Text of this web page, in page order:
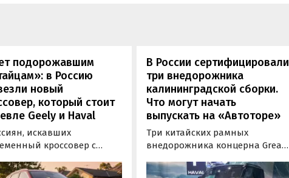
подорожавшим
в Россию
новый
который стоит
Geely и Haval
искавших
кроссовер с
цене, теперь есть
В России сертифицировали
три внедорожника
калининградской сборки.
Что могут начать
выпускать на «Автоторе»
Три китайских рамных
внедорожника концерна Great
калининградском заводе